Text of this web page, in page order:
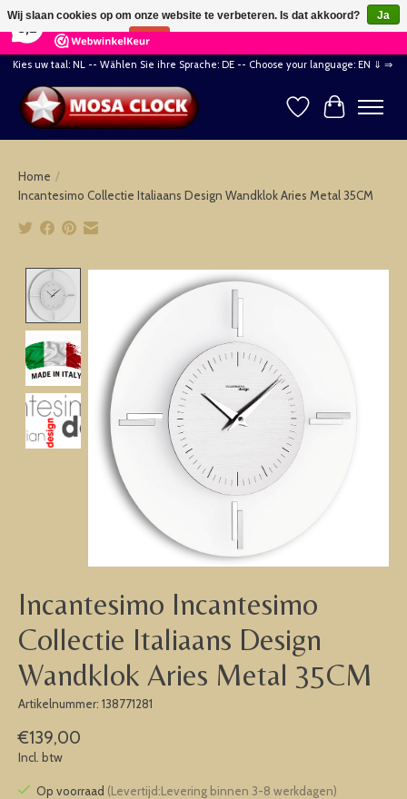
164 Reviews ×
Kies uw taal: NL -- Wählen Sie ihre Sprache: DE -- Choose your language: EN ⇓ ⇒
Verlanglijst
Home /
Incantesimo Collectie Italiaans Design Wandklok Aries Metal 35CM
Product image slideshow Items
Incantesimo Incantesimo
Collectie Italiaans Design
Wandklok Aries Metal 35CM
Artikelnummer: 138771281
€139,00
Incl. btw
Op voorraad (Levertijd:Levering binnen 3-8 werkdagen)
Wij slaan cookies op om onze website te verbeteren. Is dat akkoord?
Ja
Nee